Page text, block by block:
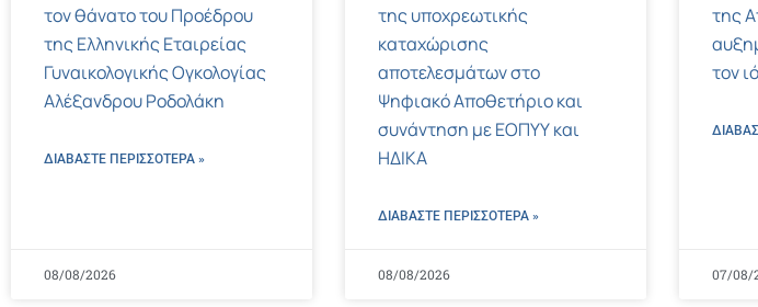
τον θάνατο του Προέδρου
της Ελληνικής Εταιρείας
Γυναικολογικής Ογκολογίας
Αλέξανδρου Ροδολάκη
ΔΙΑΒΑΣΤΕ ΠΕΡΙΣΣΌΤΕΡΑ »
08/08/2026
της υποχρεωτικής
καταχώρισης
αποτελεσμάτων στο
Ψηφιακό Αποθετήριο και
συνάντηση με ΕΟΠΥΥ και
ΗΔΙΚΑ
ΔΙΑΒΑΣΤΕ ΠΕΡΙΣΣΌΤΕΡΑ »
08/08/2026
της
τον
07/08/